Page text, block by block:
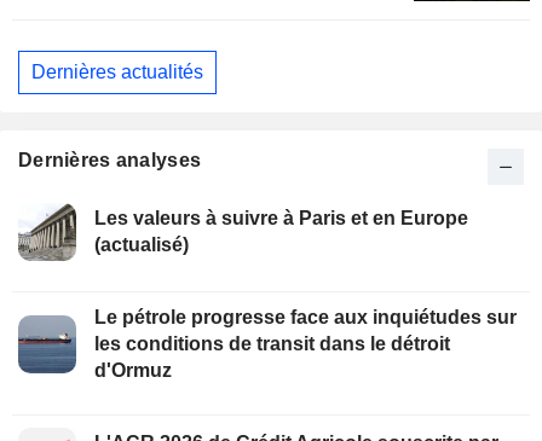
Dernières actualités
Dernières analyses
Les valeurs à suivre à Paris et en Europe
(actualisé)
Le pétrole progresse face aux inquiétudes sur
les conditions de transit dans le détroit
d'Ormuz